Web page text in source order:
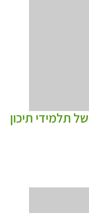
תלמידי תיכון